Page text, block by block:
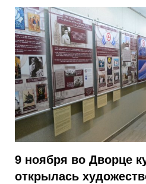
9 ноября во Дворце
открылась